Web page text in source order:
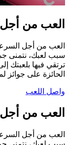
العب من أجل
العب من أجل
سبب لعبك، نتمنى
الحائزة على
واصل اللعب
العب من أجل
العب من أجل